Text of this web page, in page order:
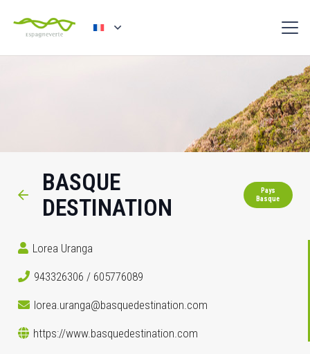
BASQUE
DESTINATION
Pays
Basque
Lorea Uranga
943326306 / 605776089
lorea.uranga@basquedestination.com
https://www.basquedestination.com